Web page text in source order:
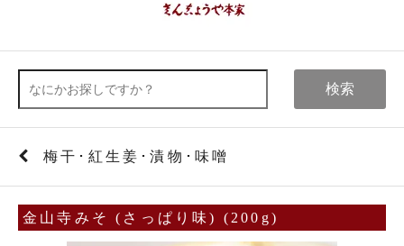
検索
梅干･紅生姜･漬物･味噌
金山寺みそ (さっぱり味) (200g)